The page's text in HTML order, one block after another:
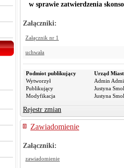
w sprawie zatwierdzenia
Załączniki:
Załącznik nr 1
uchwała
Podmiot publikujący
Urząd
Wytworzył
Admin
Publikujący
Justyna
Modyfikacja
Justyna
Rejestr zmian
Zawiadomienie
Załączniki:
zawiadomienie